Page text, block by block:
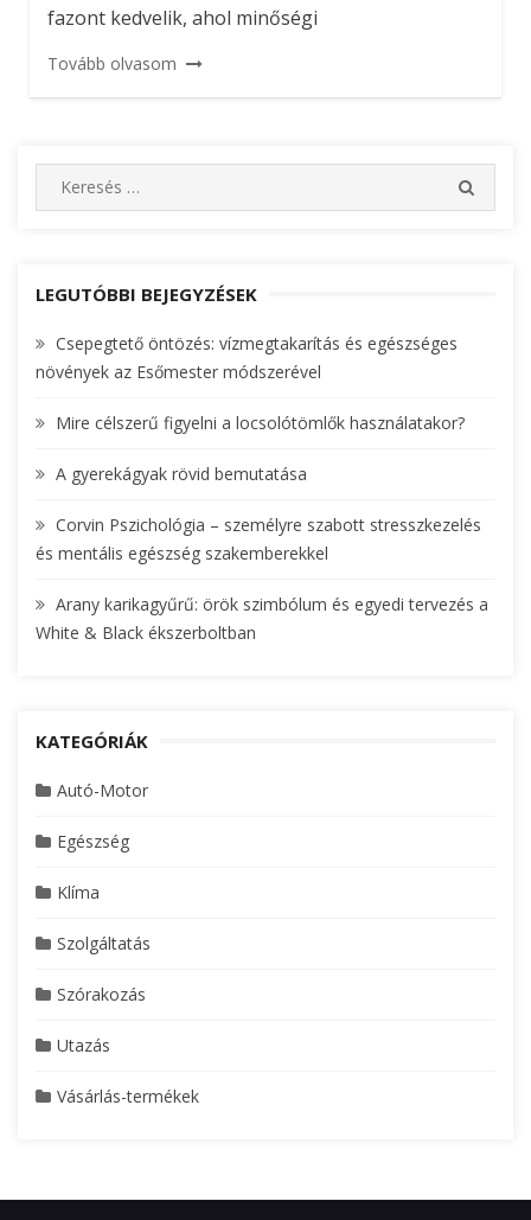
fazont kedvelik, ahol minőségi
Tovább olvasom
e
c
f
o
:
E
LEGUTÓBBI BEJEGYZÉSEK
Csepegtető öntözés: vízmegtakarítás és egészséges
növények az Esőmester módszerével
Mire célszerű figyelni a locsolótömlők használatakor?
A gyerekágyak rövid bemutatása
Corvin Pszichológia – személyre szabott stresszkezelés
és mentális egészség szakemberekkel
Arany karikagyűrű: örök szimbólum és egyedi tervezés a
White & Black ékszerboltban
KATEGÓRIÁK
Autó-Motor
Egészség
Klíma
Szolgáltatás
Szórakozás
Utazás
Vásárlás-termékek